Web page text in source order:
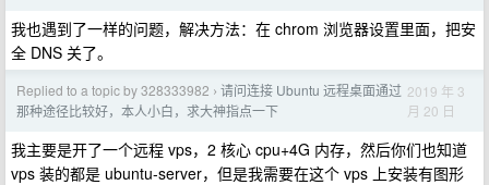
我也遇到了一样的问题，解决方法：在 chrom 浏览器设置里面，把安
全 DNS 关了。
Replied to a topic by 328333982 › 请问连接 Ubuntu 远程桌面通过
那种途径比较好，本人小白，求大神指点一下
2019 年 3
月 20 日
我主要是开了一个远程 vps，2 核心 cpu+4G 内存，然后你们也知道
vps 装的都是 ubuntu-server，但是我需要在这个 vps 上安装有图形